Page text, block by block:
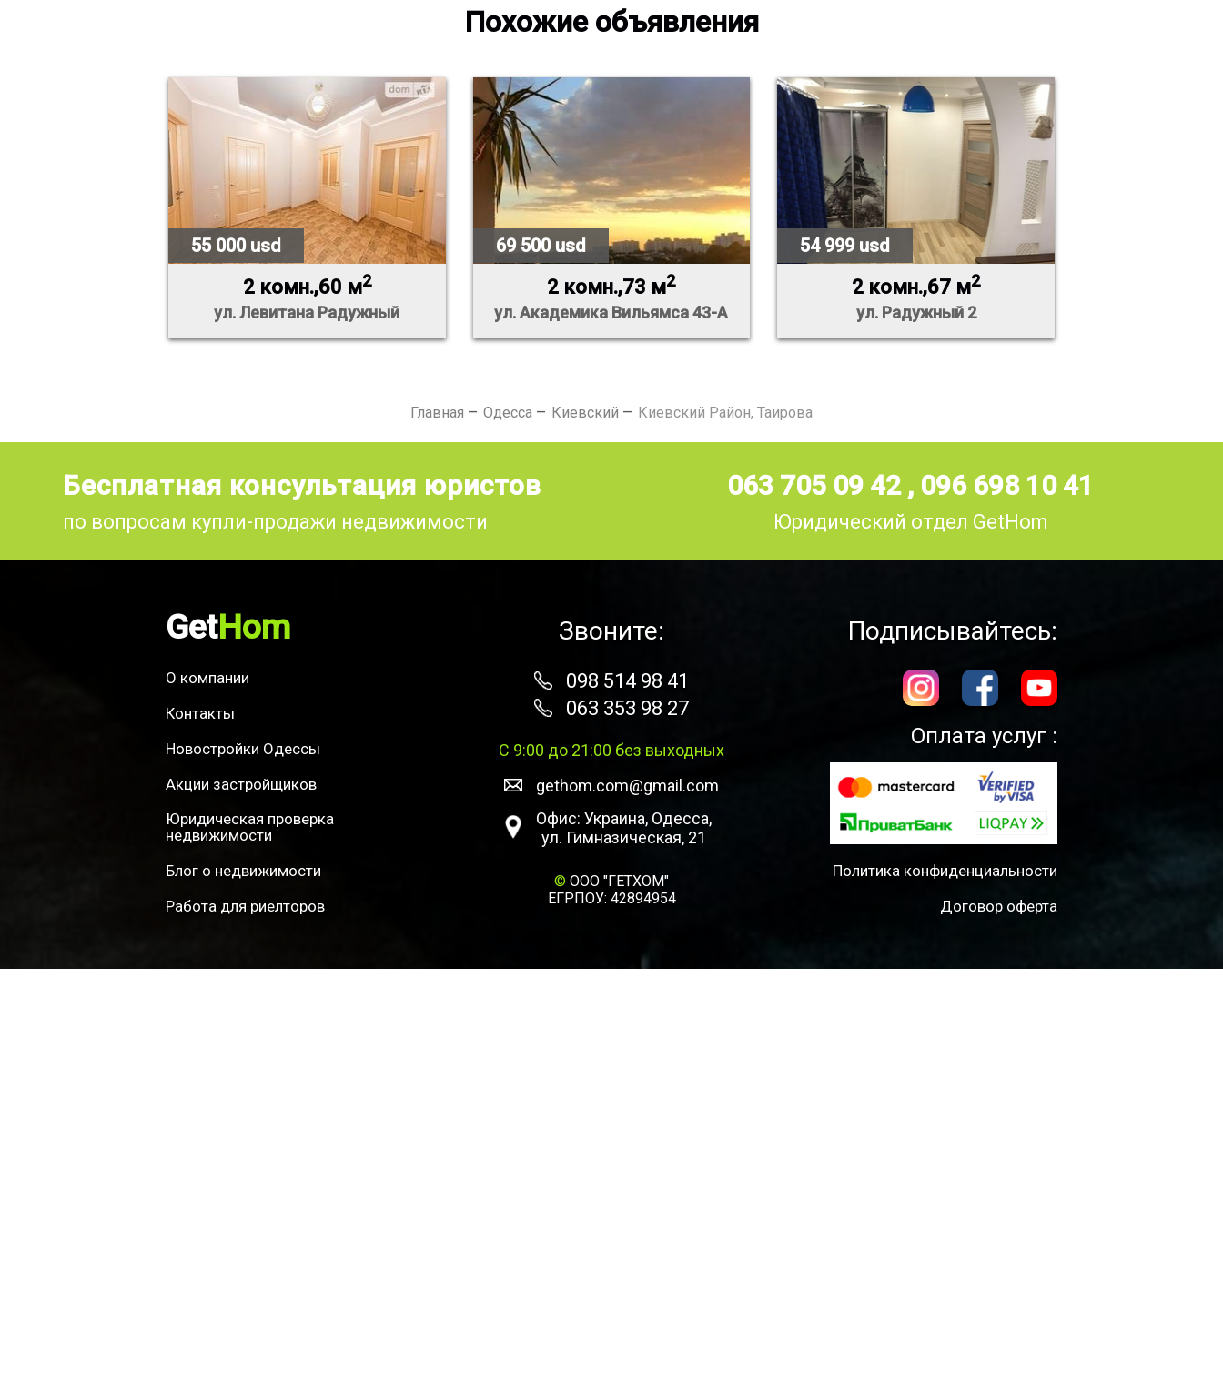
Похожие объявления
55 000 usd
2 комн.,60 м2
ул. Левитана Радужный
69 500 usd
2 комн.,73 м2
ул. Академика Вильямса 43-А
54 999 usd
2 комн.,67 м2
ул. Радужный 2
Главная Одесса Киевский Киевский Район, Таирова
Бесплатная консультация юристов
по вопросам купли-продажи недвижимости
063 705 09 42 , 096 698 10 41
Юридический отдел GetHom
GetHom
О компании
Контакты
Новостройки Одессы
Акции застройщиков
Юридическая проверка
недвижимости
Блог о недвижимости
Работа для риелторов
Звоните:
098 514 98 41
063 353 98 27
С 9:00 до 21:00 без выходных
gethom.com@gmail.com
Офис: Украина, Одесса,
ул. Гимназическая, 21
© ООО "ГЕТХОМ"
ЕГРПОУ: 42894954
Подписывайтесь:
Оплата услуг :
Политика конфиденциальности
Договор оферта